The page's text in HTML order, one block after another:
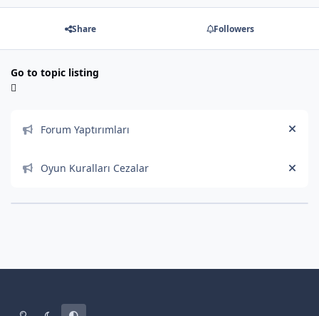
Share Followers
Go to topic listing
Forum Yaptırımları
Hide
Oyun Kuralları Cezalar Hide
Light ModeDark ModeSystem Preference